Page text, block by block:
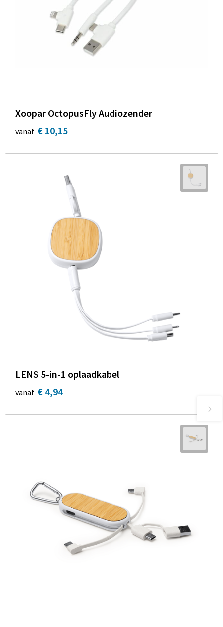
Xoopar OctopusFly Audiozender
vanaf € 10,15
LENS 5-in-1 oplaadkabel
vanaf € 4,94